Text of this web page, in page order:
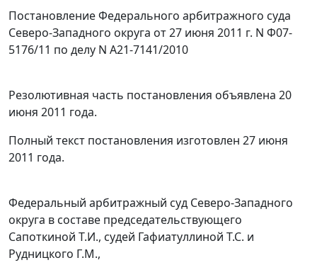
Постановление Федерального арбитражного суда
Северо-Западного округа от 27 июня 2011 г. N Ф07-
5176/11 по делу N А21-7141/2010
Резолютивная часть постановления объявлена 20
июня 2011 года.
Полный текст постановления изготовлен 27 июня
2011 года.
Федеральный арбитражный суд Северо-Западного
округа в составе председательствующего
Сапоткиной Т.И., судей Гафиатуллиной Т.С. и
Рудницкого Г.М.,